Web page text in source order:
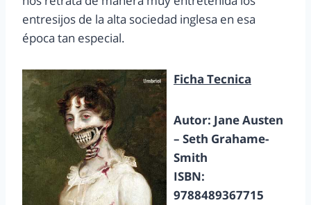
entresijos de la alta sociedad inglesa en esa
época tan especial.
Ficha Tecnica
Autor: Jane Austen
– Seth Grahame-
Smith
ISBN:
9788489367715